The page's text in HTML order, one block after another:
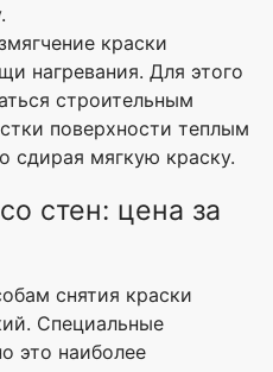
краски
нагревания. Для этого
строительным
поверхности теплым
сдирая мягкую краску.
стен: цена за
снятия краски
Специальные
это наиболее